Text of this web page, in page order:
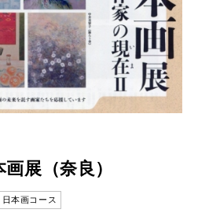
展（奈良）
日本画コース